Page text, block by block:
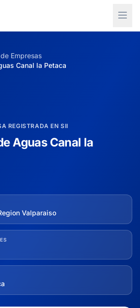
Empresas
Canal la Petaca
REGISTRADA EN SII
Aguas Canal la
Valparaiso